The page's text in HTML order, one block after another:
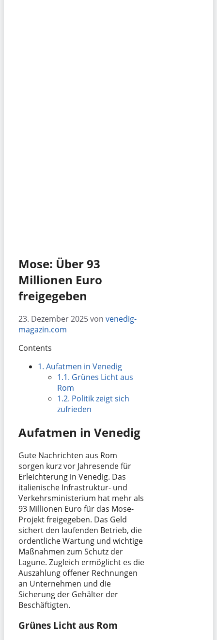
Mose: Über 93
Millionen Euro
freigegeben
23. Dezember 2025von venedig-
magazin.com
Contents
1. Aufatmen in Venedig
1.1. Grünes Licht aus
Rom
1.2. Politik zeigt sich
zufrieden
Aufatmen in Venedig
Gute Nachrichten aus Rom
sorgen kurz vor Jahresende für
Erleichterung in Venedig. Das
italienische Infrastruktur- und
Verkehrsministerium hat mehr als
93 Millionen Euro für das Mose-
Projekt freigegeben. Das Geld
sichert den laufenden Betrieb, die
ordentliche Wartung und wichtige
Maßnahmen zum Schutz der
Lagune. Zugleich ermöglicht es die
Auszahlung offener Rechnungen
an Unternehmen und die
Sicherung der Gehälter der
Beschäftigten.
Grünes Licht aus Rom